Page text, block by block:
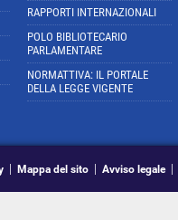
RAPPORTI INTERNAZIONALI
POLO BIBLIOTECARIO
PARLAMENTARE
NORMATTIVA: IL PORTALE
DELLA LEGGE VIGENTE
Mappa del sito Avviso legale